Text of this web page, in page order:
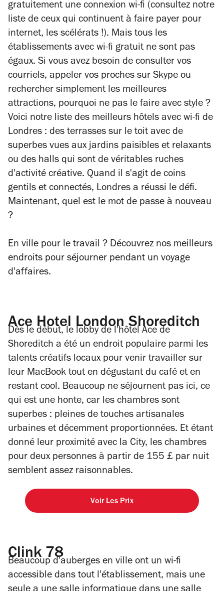
gratuitement une connexion wi-fi (consultez notre
liste de ceux qui continuent à faire payer pour
internet, les scélérats !). Mais tous les
établissements avec wi-fi gratuit ne sont pas
égaux. Si vous avez besoin de consulter vos
courriels, appeler vos proches sur Skype ou
rechercher simplement les meilleures
attractions, pourquoi ne pas le faire avec style ?
Voici notre liste des meilleurs hôtels avec wi-fi de
Londres : des terrasses sur le toit avec de
superbes vues aux jardins paisibles et relaxants
ou des halls qui sont de véritables ruches
d'activité créative. Quand il s'agit de coins
gentils et connectés, Londres a réussi le défi.
Maintenant, quel est le mot de passe à nouveau
?
En ville pour le travail ? Découvrez nos meilleurs
endroits pour séjourner pendant un voyage
d'affaires.
Ace Hotel London Shoreditch
Dès le début, le lobby de l'hôtel Ace de
Shoreditch a été un endroit populaire parmi les
talents créatifs locaux pour venir travailler sur
leur MacBook tout en dégustant du café et en
restant cool. Beaucoup ne séjournent pas ici, ce
qui est une honte, car les chambres sont
superbes : pleines de touches artisanales
urbaines et décemment proportionnées. Et étant
donné leur proximité avec la City, les chambres
pour deux personnes à partir de 155 £ par nuit
semblent assez raisonnables.
Voir Les Prix
Clink 78
Beaucoup d'auberges en ville ont un wi-fi
accessible dans tout l'établissement, mais une